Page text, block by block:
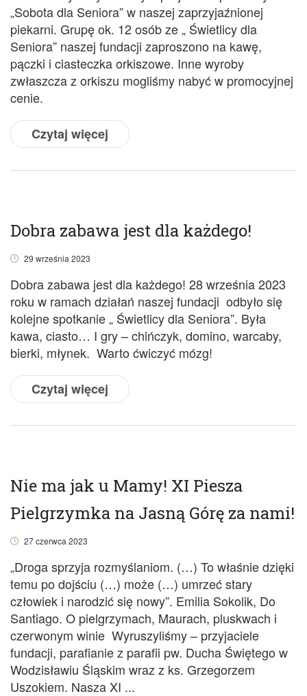
„Sobota dla Seniora” w naszej zaprzyjaźnionej
piekarni. Grupę ok. 12 osób ze „ Świetlicy dla
Seniora” naszej fundacji zaproszono na kawę,
pączki i ciasteczka orkiszowe. Inne wyroby
zwłaszcza z orkiszu mogliśmy nabyć w promocyjnej
cenie.
Czytaj więcej
Dobra zabawa jest dla każdego!
29 września 2023
Dobra zabawa jest dla każdego! 28 września 2023
roku w ramach działań naszej fundacji odbyło się
kolejne spotkanie „ Świetlicy dla Seniora”. Była
kawa, ciasto… I gry – chińczyk, domino, warcaby,
bierki, młynek. Warto ćwiczyć mózg!
Czytaj więcej
Nie ma jak u Mamy! XI Piesza
Pielgrzymka na Jasną Górę za nami!
27 czerwca 2023
„Droga sprzyja rozmyślaniom. (…) To właśnie dzięki
temu po dojściu (…) może (…) umrzeć stary
człowiek i narodzić się nowy”. Emilia Sokolik, Do
Santiago. O pielgrzymach, Maurach, pluskwach i
czerwonym winie Wyruszyliśmy – przyjaciele
fundacji, parafianie z parafii pw. Ducha Świętego w
Wodzisławiu Śląskim wraz z ks. Grzegorzem
Uszokiem. Nasza XI ...